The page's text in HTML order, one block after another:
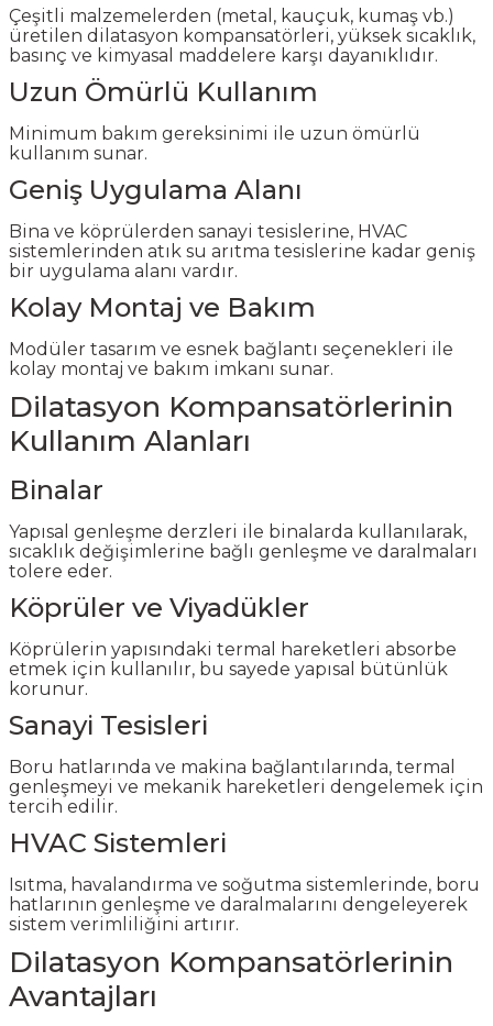
Çeşitli malzemelerden (metal, kauçuk, kumaş vb.)
üretilen dilatasyon kompansatörleri, yüksek sıcaklık,
basınç ve kimyasal maddelere karşı dayanıklıdır.
Uzun Ömürlü Kullanım
Minimum bakım gereksinimi ile uzun ömürlü
kullanım sunar.
Geniş Uygulama Alanı
Bina ve köprülerden sanayi tesislerine, HVAC
sistemlerinden atık su arıtma tesislerine kadar geniş
bir uygulama alanı vardır.
Kolay Montaj ve Bakım
Modüler tasarım ve esnek bağlantı seçenekleri ile
kolay montaj ve bakım imkanı sunar.
Dilatasyon Kompansatörlerinin
Kullanım Alanları
Binalar
Yapısal genleşme derzleri ile binalarda kullanılarak,
sıcaklık değişimlerine bağlı genleşme ve daralmaları
tolere eder.
Köprüler ve Viyadükler
Köprülerin yapısındaki termal hareketleri absorbe
etmek için kullanılır, bu sayede yapısal bütünlük
korunur.
Sanayi Tesisleri
Boru hatlarında ve makina bağlantılarında, termal
genleşmeyi ve mekanik hareketleri dengelemek için
tercih edilir.
HVAC Sistemleri
Isıtma, havalandırma ve soğutma sistemlerinde, boru
hatlarının genleşme ve daralmalarını dengeleyerek
sistem verimliliğini artırır.
Dilatasyon Kompansatörlerinin
Avantajları